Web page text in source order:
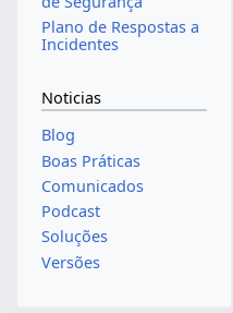
Plano de Respostas a
Incidentes
Noticias
Blog
Boas Práticas
Comunicados
Podcast
Soluções
Versões